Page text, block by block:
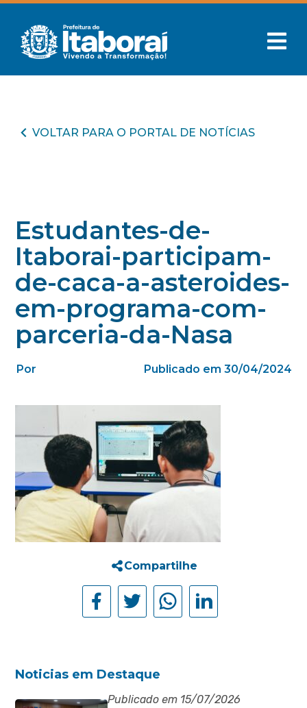
VOLTAR PARA O PORTAL DE NOTÍCIAS
Estudantes-de-
Itaborai-participam-
de-caca-a-asteroides-
em-programa-com-
parceria-da-Nasa
Por Publicado em 30/04/2024
Compartilhe
Noticias em Destaque
Publicado em 15/07/2026